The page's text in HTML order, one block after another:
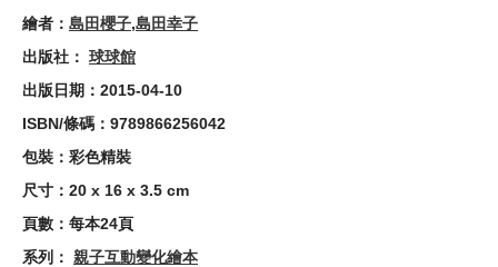
繪者： 島田櫻子,島田幸子
出版社： 球球館
出版日期：2015-04-10
ISBN/條碼：9789866256042
包裝：彩色精裝
尺寸：20 x 16 x 3.5 cm
頁數：每本24頁
系列： 親子互動變化繪本